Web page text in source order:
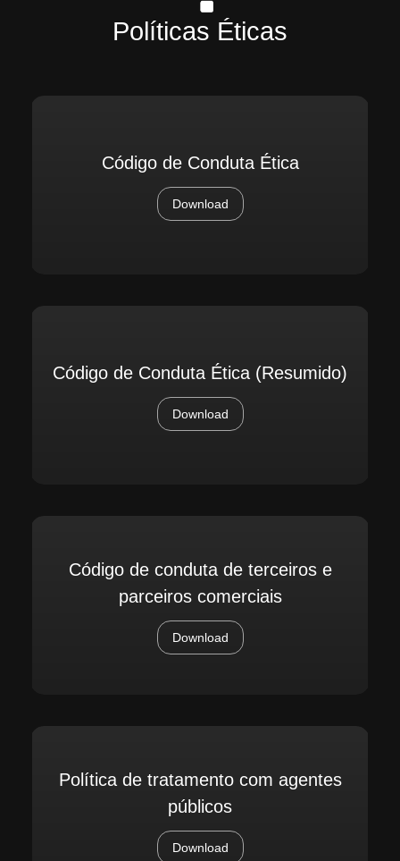
Políticas Éticas
Código de Conduta Ética
Download
Código de Conduta Ética (Resumido)
Download
Código de conduta de terceiros e
parceiros comerciais
Download
Política de tratamento com agentes
públicos
Download